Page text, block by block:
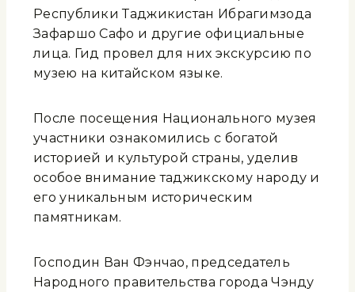
Республики Таджикистан Ибрагимзода
Зафаршо Сафо и другие официальные
лица. Гид провел для них экскурсию по
музею на китайском языке.
После посещения Национального музея
участники ознакомились с богатой
историей и культурой страны, уделив
особое внимание таджикскому народу и
его уникальным историческим
памятникам.
Господин Ван Фэнчао, председатель
Народного правительства города Чэнду